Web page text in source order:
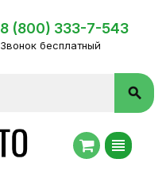
8 (800) 333-7-543
Звонок бесплатный
search
view_headline